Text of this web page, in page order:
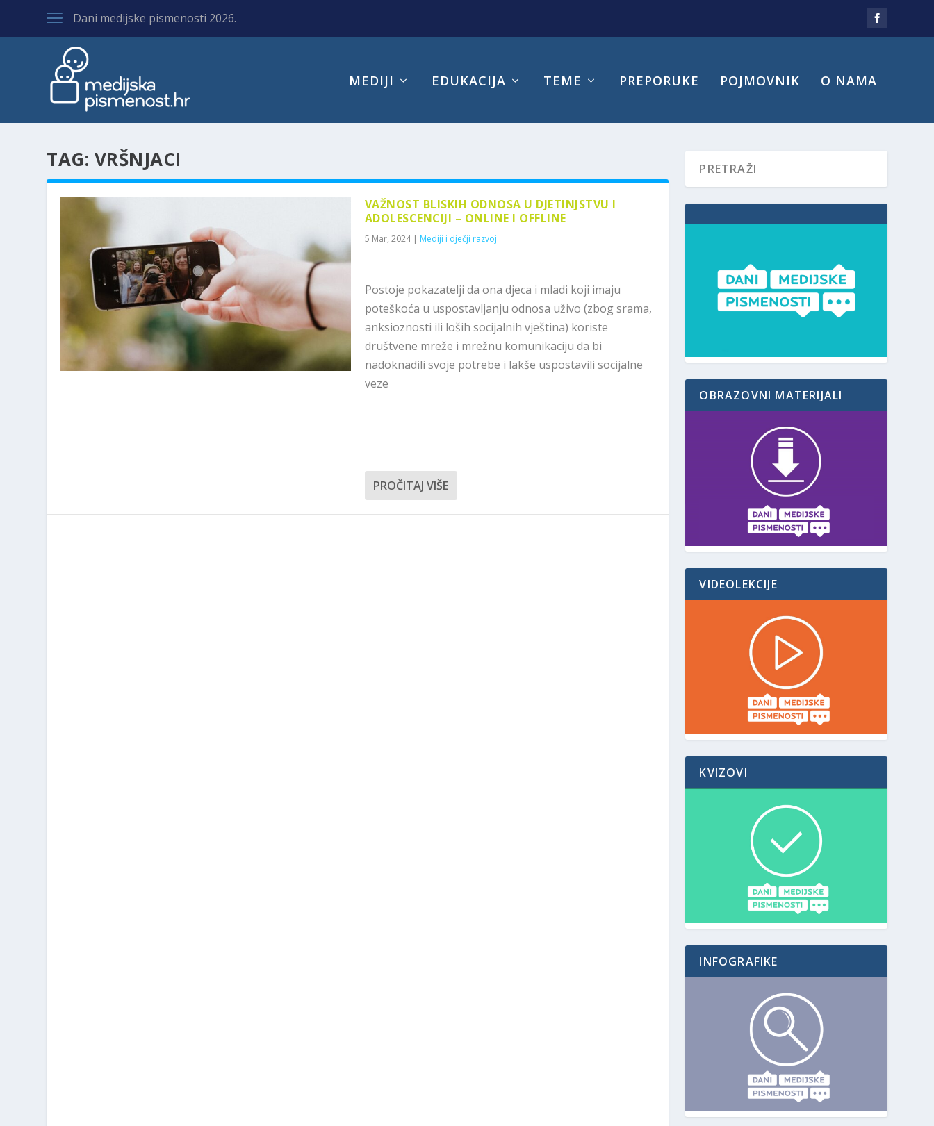
Dani medijske pismenosti 2026.
MEDIJI EDUKACIJA TEME PREPORUKE POJMOVNIK O NAMA
TAG: VRŠNJACI
VAŽNOST BLISKIH ODNOSA U DJETINJSTVU I
ADOLESCENCIJI – ONLINE I OFFLINE
5 Mar, 2024| Mediji i dječji razvoj
Postoje pokazatelji da ona djeca i mladi koji imaju
poteškoća u uspostavljanju odnosa uživo (zbog srama,
anksioznosti ili loših socijalnih vještina) koriste
društvene mreže i mrežnu komunikaciju da bi
nadoknadili svoje potrebe i lakše uspostavili socijalne
veze
PROČITAJ VIŠE
OBRAZOVNI MATERIJALI
VIDEOLEKCIJE
KVIZOVI
INFOGRAFIKE